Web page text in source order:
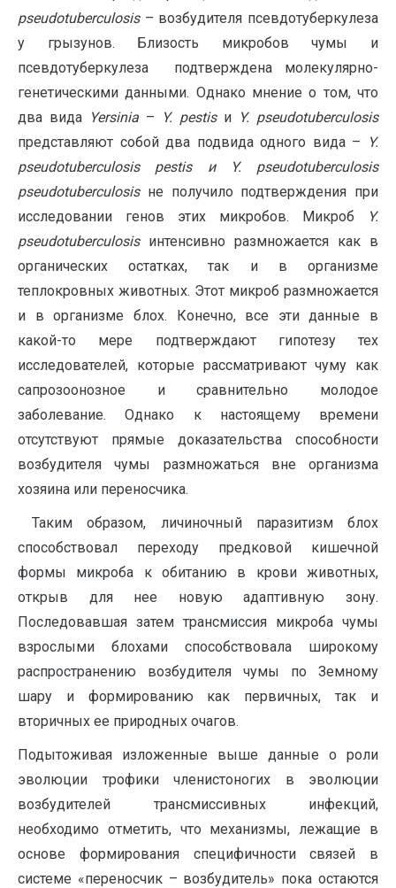
pseudotuberculosis– возбудителя псевдотуберкулеза
у грызунов. Близость микробов чумы и
псевдотуберкулеза подтверждена молекулярно-
генетическими данными. Однако мнение о том, что
два вида Yersinia – Y. pestisи Y. pseudotuberculosis
представляют собой два подвида одного вида –
Y.
pseudotuberculosis
pestis и Y.
pseudotuberculosis
pseudotuberculosisне получило подтверждения при
исследовании генов этих микробов. Микроб
Y.
pseudotuberculosisинтенсивно размножается как в
органических остатках, так и в организме
теплокровных животных. Этот микроб размножается
и в организме блох. Конечно, все эти данные в
какой-то мере подтверждают гипотезу тех
исследователей, которые рассматривают чуму как
сапрозоонозное и сравнительно молодое
заболевание. Однако к настоящему времени
отсутствуют прямые доказательства способности
возбудителя чумы размножаться вне организма
хозяина или переносчика.
Таким образом, личиночный паразитизм блох
способствовал переходу предковой кишечной
формы микроба к обитанию в крови животных,
открыв для нее новую адаптивную зону.
Последовавшая затем трансмиссия микроба чумы
взрослыми блохами способствовала широкому
распространению возбудителя чумы по Земному
шару и формированию как первичных, так и
вторичных ее природных очагов.
Подытоживая изложенные выше данные о роли
эволюции трофики членистоногих в эволюции
возбудителей трансмиссивных инфекций,
необходимо отметить, что механизмы, лежащие в
основе формирования специфичности связей в
системе «переносчик – возбудитель» пока остаются